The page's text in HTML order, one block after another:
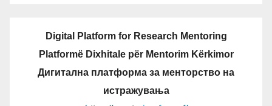
Digital Platform for Research Mentoring
Platformë Dixhitale për Mentorim Kërkimor
Дигитална платформа за менторство на
истражувања